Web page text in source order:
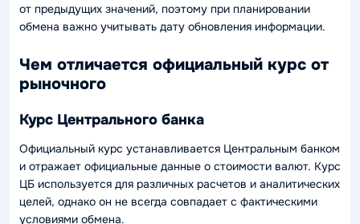
от предыдущих значений, поэтому при планировании
обмена важно учитывать дату обновления информации.
Чем отличается официальный курс от
рыночного
Курс Центрального банка
Официальный курс устанавливается Центральным банком
и отражает официальные данные о стоимости валют. Курс
ЦБ используется для различных расчетов и аналитических
целей, однако он не всегда совпадает с фактическими
условиями обмена.